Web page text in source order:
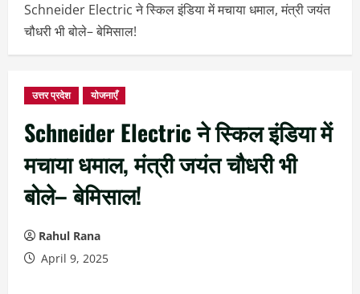
Schneider Electric ने स्किल इंडिया में मचाया धमाल, मंत्री जयंत
चौधरी भी बोले– बेमिसाल!
उत्तर प्रदेश योजनाएँ
Schneider Electric ने स्किल इंडिया में
मचाया धमाल, मंत्री जयंत चौधरी भी
बोले– बेमिसाल!
Rahul Rana
April 9, 2025